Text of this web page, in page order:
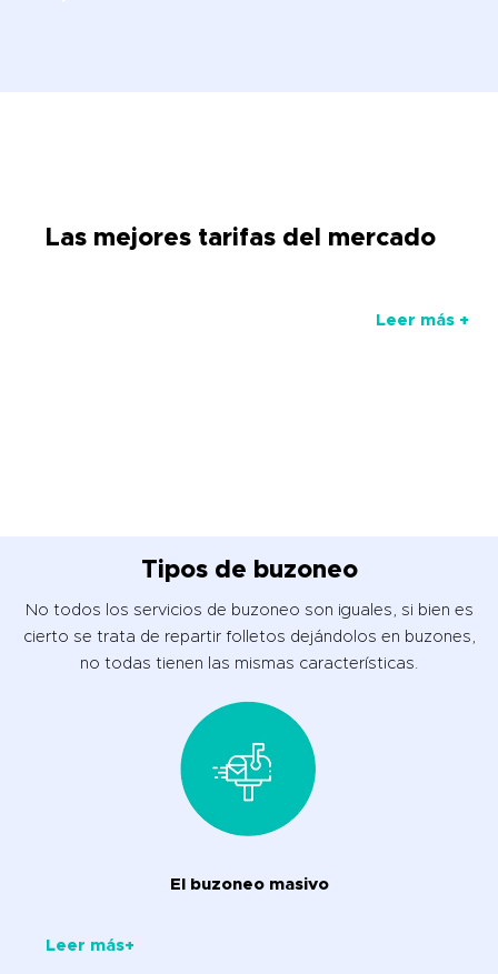
Las mejores tarifas del mercado
Leer más +
Tipos de buzoneo
No todos los servicios de buzoneo son iguales, si bien es
cierto se trata de repartir folletos dejándolos en buzones,
no todas tienen las mismas características.
El buzoneo masivo
Leer más+